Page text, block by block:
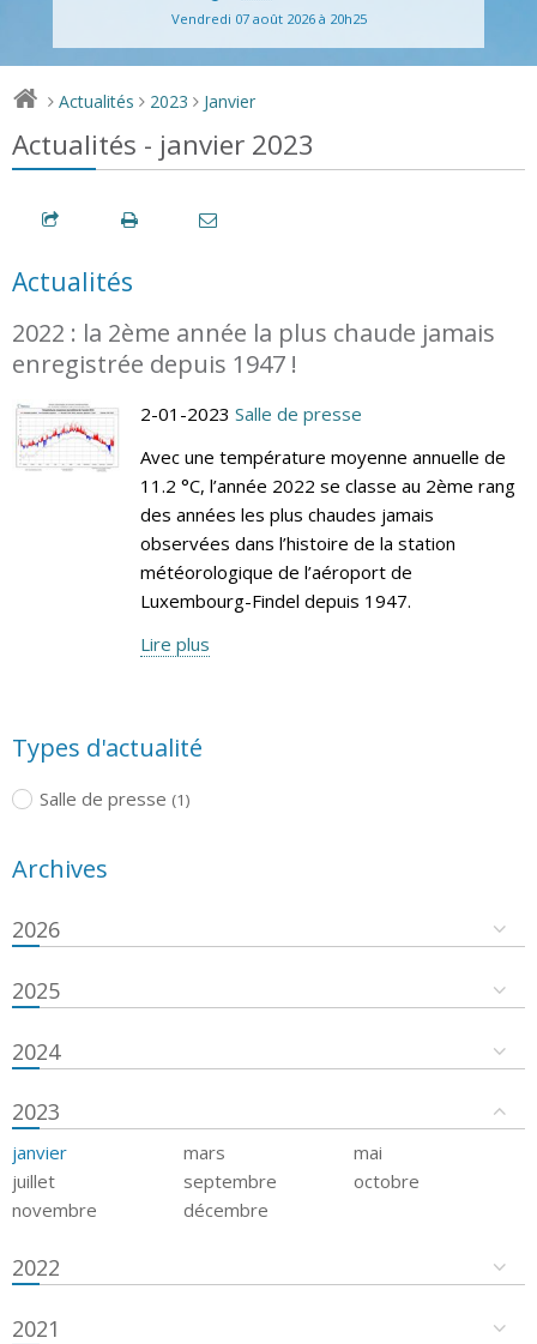
Vendredi 07 août 2026 à 20h25
> Actualités > 2023 > Janvier
Actualités - janvier 2023
Actualités
2022 : la 2ème année la plus chaude jamais
enregistrée depuis 1947 !
2-01-2023 Salle de presse
Avec une température moyenne annuelle de
11.2 °C, l’année 2022 se classe au 2ème rang
des années les plus chaudes jamais
observées dans l’histoire de la station
météorologique de l’aéroport de
Luxembourg-Findel depuis 1947.
Lire plus
Types d'actualité
Salle de presse (1)
Archives
2026
2025
2024
2023
janvier mars
mai
juillet
septembre
octobre
novembre
décembre
2022
2021